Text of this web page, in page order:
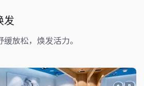
发
放松，焕发活力。